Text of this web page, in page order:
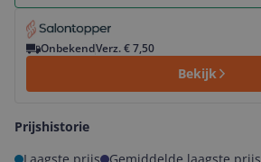
OnbekendVerz. € 7,50
Bekijk
Bekijk product
Prijshistorie